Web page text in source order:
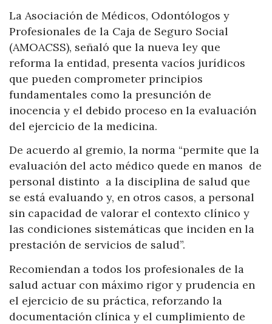
La Asociación de Médicos, Odontólogos y
Profesionales de la Caja de Seguro Social
(AMOACSS), señaló que la nueva ley que
reforma la entidad, presenta vacíos jurídicos
que pueden comprometer principios
fundamentales como la presunción de
inocencia y el debido proceso en la evaluación
del ejercicio de la medicina.
De acuerdo al gremio, la norma “permite que la
evaluación del acto médico quede en manos de
personal distinto a la disciplina de salud que
se está evaluando y, en otros casos, a personal
sin capacidad de valorar el contexto clínico y
las condiciones sistemáticas que inciden en la
prestación de servicios de salud”.
Recomiendan a todos los profesionales de la
salud actuar con máximo rigor y prudencia en
el ejercicio de su práctica, reforzando la
documentación clínica y el cumplimiento de